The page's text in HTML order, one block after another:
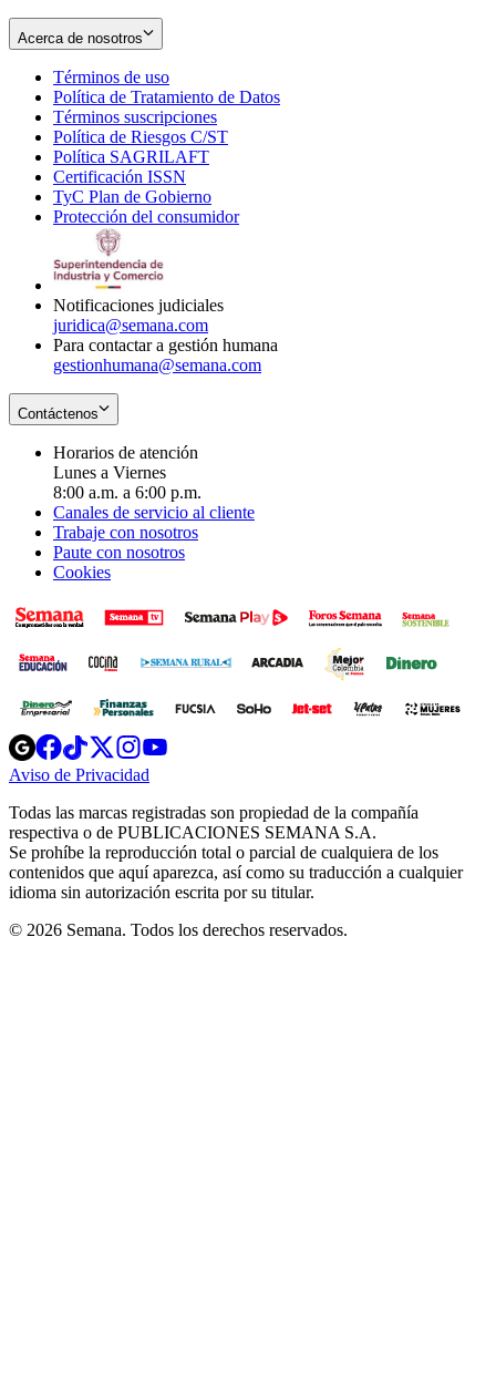
Acerca de nosotros
Términos de uso
in
new
window
Política de Tratamiento de Datos
Términos suscripciones
in
Política de Riesgos C/ST
Política SAGRILAFT
new
window
Certificación ISSN
in
new
TyC Plan de Gobierno
in
Protección del consumidorOpens
Notificaciones judiciales
juridica@semana.com
Para contactar a gestión humana
gestionhumana@semana.com
Contáctenos
Horarios de atención
Lunes a Viernes
8:00 a.m. a 6:00 p.m.
Canales de servicio al cliente
Trabaje con nosotros
Paute con nosotros
Cookies
Opens
in
new
Opens
in
new
Opens
in
new
window
Opens
new
windowwindow
Aviso de Privacidad
new
window
Todas las marcas registradas son propiedad de la compañía
respectiva o de PUBLICACIONES SEMANA S.A.
Se prohíbe la reproducción total o parcial de cualquiera de los
contenidos que aquí aparezca, así como su traducción a cualquier
idioma sin autorización escrita por su titular.
© 2026 Semana. Todos los derechos reservados.